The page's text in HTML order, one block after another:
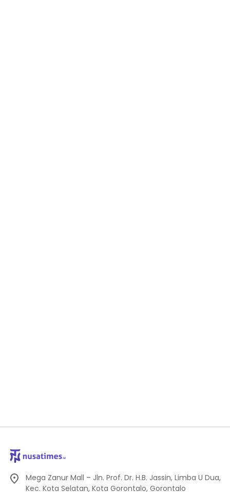
Mega Zanur Mall – Jln. Prof. Dr. H.B. Jassin, Limba U Dua,
Kec. Kota Selatan, Kota Gorontalo, Gorontalo